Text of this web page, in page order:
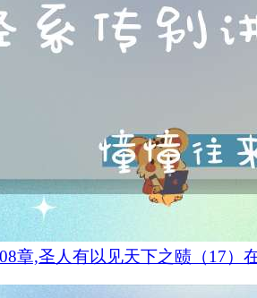
章,圣人有以见天下之赜（17）